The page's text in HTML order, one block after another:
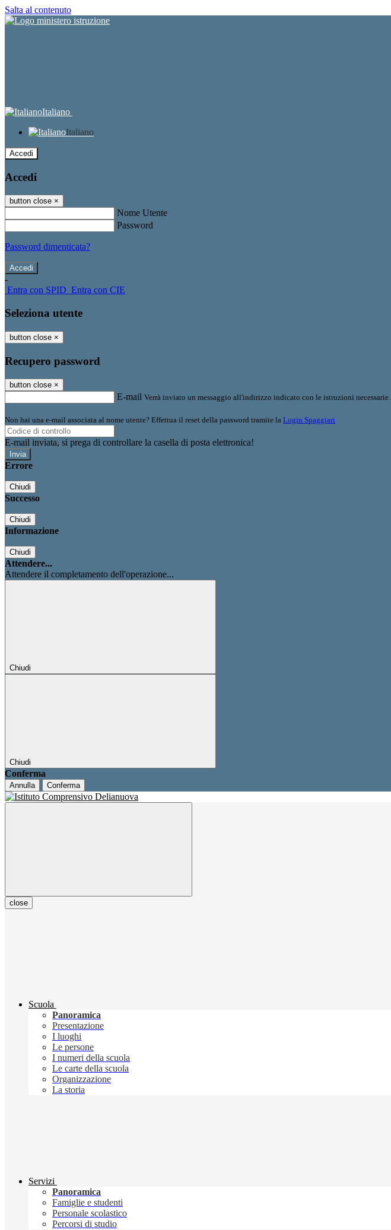
Salta al contenuto
Italiano
Italiano
Accedi
Accedi
button close ×
Nome Utente
Password
Password dimenticata?
-
Entra con SPID Entra con CIE
Seleziona utente
button close ×
Recupero password
button close ×
E-mail Verrà inviato un messaggio all'indirizzo indicato con le istruzioni necessarie.
Non hai una e-mail associata al nome utente? Effettua il reset della password tramite la Login Spaggiari
E-mail inviata, si prega di controllare la casella di posta elettronica!
Errore
Chiudi
Successo
Chiudi
Informazione
Chiudi
Attendere...
Attendere il completamento dell'operazione...
Chiudi
Chiudi
Conferma
Annulla Conferma
close
Scuola
Panoramica
Presentazione
I luoghi
Le persone
I numeri della scuola
Le carte della scuola
Organizzazione
La storia
Servizi
Panoramica
Famiglie e studenti
Personale scolastico
Percorsi di studio